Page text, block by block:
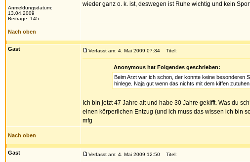
Anmeldungsdatum:
13.04.2009
Beiträge: 145
wieder ganz o. k. ist, deswegen ist Ruhe wichtig und kein
Nach oben
Gast Verfasst am: 4. Mai 2009 07:34 Titel:
Anonymous hat Folgendes geschrieben:
Beim Arzt war ich schon, der konnte keine besonderen
hinlege. Naja gut wenn das nichts mit dem kiffen
Ich bin jetzt 47 Jahre alt und habe 30 Jahre gekifft. Was du
einen körperlichen Entzug (und ich muss das wissen ich bin
mfg
Nach oben
Gast Verfasst am: 4. Mai 2009 12:50 Titel: